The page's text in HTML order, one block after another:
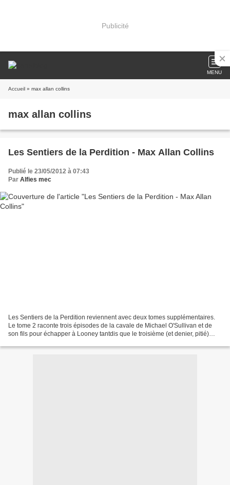
Publicité
MENU
Accueil » max allan collins
max allan collins
Les Sentiers de la Perdition - Max Allan Collins
Publié le 23/05/2012 à 07:43
Par Alfies mec
Les Sentiers de la Perdition reviennent avec deux tomes supplémentaires.
Le tome 2 raconte trois épisodes de la cavale de Michael O'Sullivan et de
son fils pour échapper à Looney tantdis que le troisième (et denier, pitié)